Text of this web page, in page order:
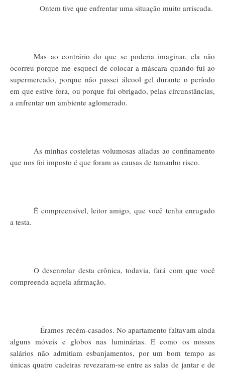
Ontem tive que enfrentar uma situação muito arriscada.
Mas ao contrário do que se poderia imaginar, ela não
ocorreu porque me esqueci de colocar a máscara quando fui ao
supermercado, porque não passei álcool gel durante o período
em que estive fora, ou porque fui obrigado, pelas circunstâncias,
a enfrentar um ambiente aglomerado.
As minhas costeletas volumosas aliadas ao confinamento
que nos foi imposto é que foram as causas de tamanho risco.
É compreensível, leitor amigo, que você tenha enrugado
a testa.
O desenrolar desta crônica, todavia, fará com que você
compreenda aquela afirmação.
Éramos recém-casados. No apartamento faltavam ainda
alguns móveis e globos nas luminárias. E como os nossos
salários não admitiam esbanjamentos, por um bom tempo as
únicas quatro cadeiras revezaram-se entre as salas de jantar e de